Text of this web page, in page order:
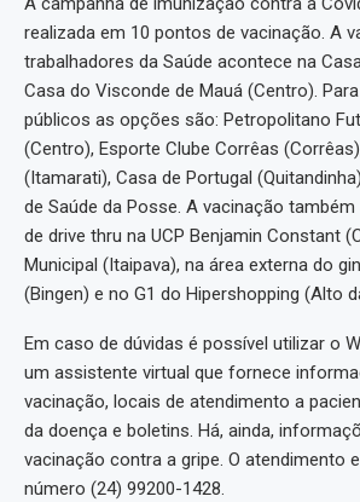
realizada em 10 pontos de vacinação. A
trabalhadores da Saúde acontece na
Casa do Visconde de Mauá (Centro).
públicos as opções são: Petropolitano
(Centro), Esporte Clube Corrêas
(Itamarati), Casa de Portugal
de Saúde da Posse. A vacinação
de drive thru na UCP Benjamin Constant
Municipal (Itaipava), na área externa do
(Bingen) e no G1 do Hipershopping (Alto
Em caso de dúvidas é possível utilizar o
um assistente virtual que fornece
vacinação, locais de atendimento a
da doença e boletins. Há, ainda,
vacinação contra a gripe. O atendimento
número (24) 99200-1428.